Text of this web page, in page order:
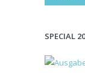
SPECIAL